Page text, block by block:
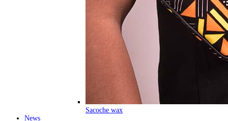
Sacoche wax
News